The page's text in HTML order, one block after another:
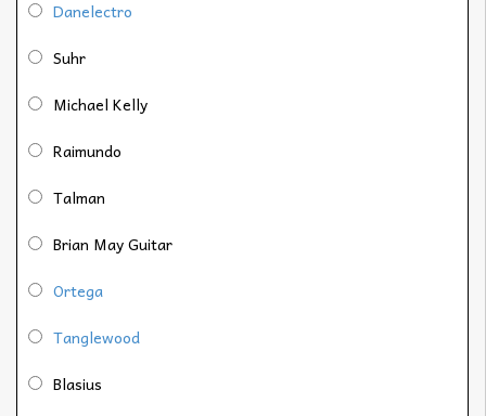
Danelectro
Suhr
Michael Kelly
Raimundo
Talman
Brian May Guitar
Ortega
Tanglewood
Blasius